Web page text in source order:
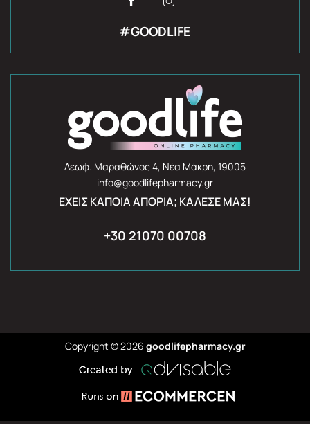
#GOODLIFE
Λεωφ. Μαραθώνος 4, Νέα Μάκρη, 19005
info@goodlifepharmacy.gr
ΈΧΕΙΣ ΚΆΠΟΙΑ ΑΠΟΡΊΑ; ΚΆΛΕΣΈ ΜΑΣ!
+30 21070 00708
Copyright © 2026 goodlifepharmacy.gr